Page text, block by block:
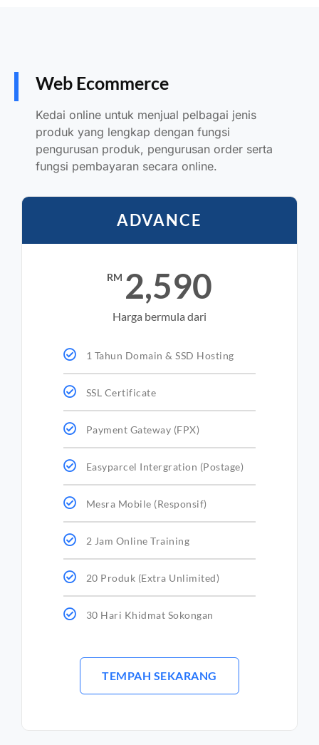
Web Ecommerce
Kedai online untuk menjual pelbagai jenis
produk yang lengkap dengan fungsi
pengurusan produk, pengurusan order serta
fungsi pembayaran secara online.
ADVANCE
RM 2,590
Harga bermula dari
1 Tahun Domain & SSD Hosting
SSL Certificate
Payment Gateway (FPX)
Easyparcel Intergration (Postage)
Mesra Mobile (Responsif)
2 Jam Online Training
20 Produk (Extra Unlimited)
30 Hari Khidmat Sokongan
TEMPAH SEKARANG